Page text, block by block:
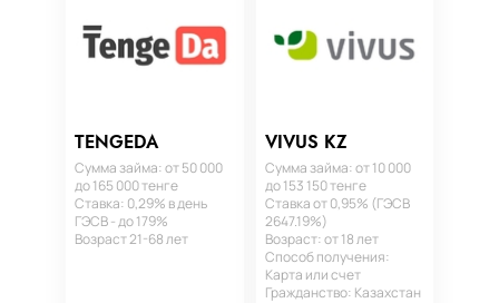
TENGEDA
Сумма займа: от 50 000
до 165 000 тенге
Ставка: 0,29% в день
ГЭСВ - до 179%
Возраст 21-68 лет
VIVUS KZ
Сумма займа: от 10 000
до 153 150 тенге
Ставка от 0,95% (ГЭСВ
2647.19%)
Возраст: от 18 лет
Способ получения:
Карта или счет
Гражданство: Казахстан